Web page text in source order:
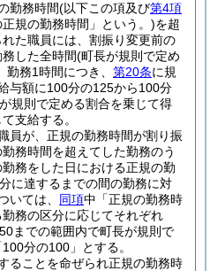
勤務時間(以下この項及び第4項
規の勤務時間」という。)を超
た職員には、割振り変更前の
した全時間(町長が規則で定め
勤務1時間につき、 第20条に規
与額に100分の125から100分
規則で定める割合を乗じて得
支給する。
員が、正規の勤務時間が割り振
務時間を超えてした勤務のう
務をした日における正規の勤
に達するまでの間の勤務に対
いては、 同項中「正規の勤務時
務の区分に応じてそれぞれ
までの範囲内で町長が規則で
分の100」とする。
ることを命ぜられ正規の勤務時